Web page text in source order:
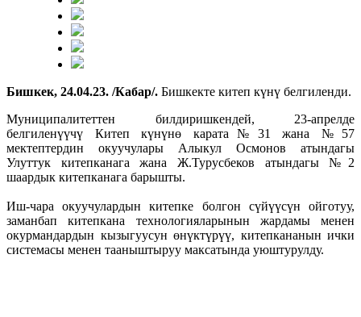
Бишкек, 24.04.23. /Кабар/. Бишкекте китеп күнү белгиленди.
Муниципалитеттен билдиришкендей, 23-апрелде
белгиленүүчү Китеп күнүнө карата№31 жана №57
мектептердин окуучулары Алыкул Осмонов атындагы
Улуттук китепканага жана Ж.Турусбеков атындагы №2
шаардык китепканага барышты.
Иш-чара окуучулардын китепке болгон сүйүүсүн ойготуу,
заманбап китепкана технологияларынын жардамы менен
окурмандардын кызыгуусун өнүктүрүү, китепкананын ички
системасы менен тааныштыруу максатында уюштурулду.